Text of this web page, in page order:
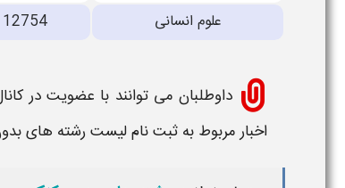
علوم انسانی
12754
داوطلبان می توانند با عضویت در
اخبار مربوط به ثبت نام لیست رشته های